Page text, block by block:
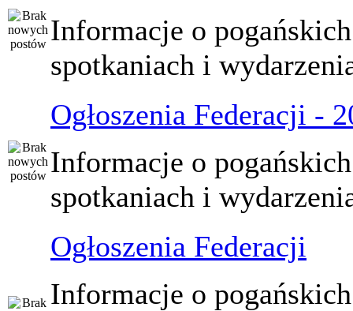
Informacje o pogańskich
spotkaniach i
Ogłoszenia Federacji -
Informacje o pogańskich
spotkaniach i
Ogłoszenia Federacji
Informacje o pogańskich